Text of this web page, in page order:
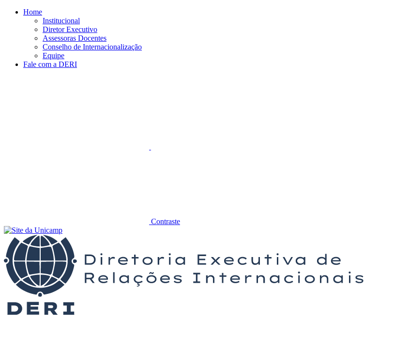
Conteúdo principal
Home
Institucional
Diretor Executivo
Assessoras Docentes
Conselho de Internacionalização
Equipe
Fale com a DERI
Contraste